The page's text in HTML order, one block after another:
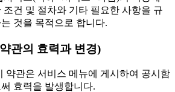
조건 및 절차와 기타 필요한 사항을 규
것을 목적으로 합니다.
관의 효력과 변경)
약관은 서비스 메뉴에 게시하여 공시함
써 효력을 발생합니다.